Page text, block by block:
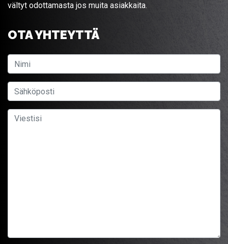
vältyt odottamasta jos muita asiakkaita.
OTA YHTEYTTÄ